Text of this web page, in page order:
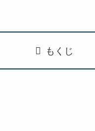
もくじ